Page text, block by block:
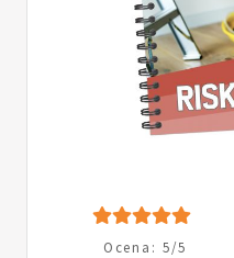
Ocena: 5/5